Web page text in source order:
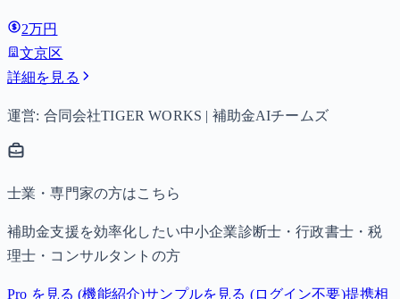
2万円
文京区
詳細を見る
運営: 合同会社TIGER WORKS | 補助金AIチームズ
士業・専門家の方はこちら
補助金支援を効率化したい中小企業診断士・行政書士・税
理士・コンサルタントの方
Pro を見る (機能紹介)サンプルを見る (ログイン不要)提携相